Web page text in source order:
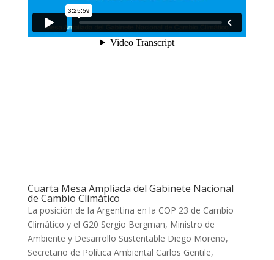
Cuarta Mesa Ampliada del Gabinete Nacional
de Cambio Climático
La posición de la Argentina en la COP 23 de Cambio
Climático y el G20 Sergio Bergman, Ministro de
Ambiente y Desarrollo Sustentable Diego Moreno,
Secretario de Política Ambiental Carlos Gentile,